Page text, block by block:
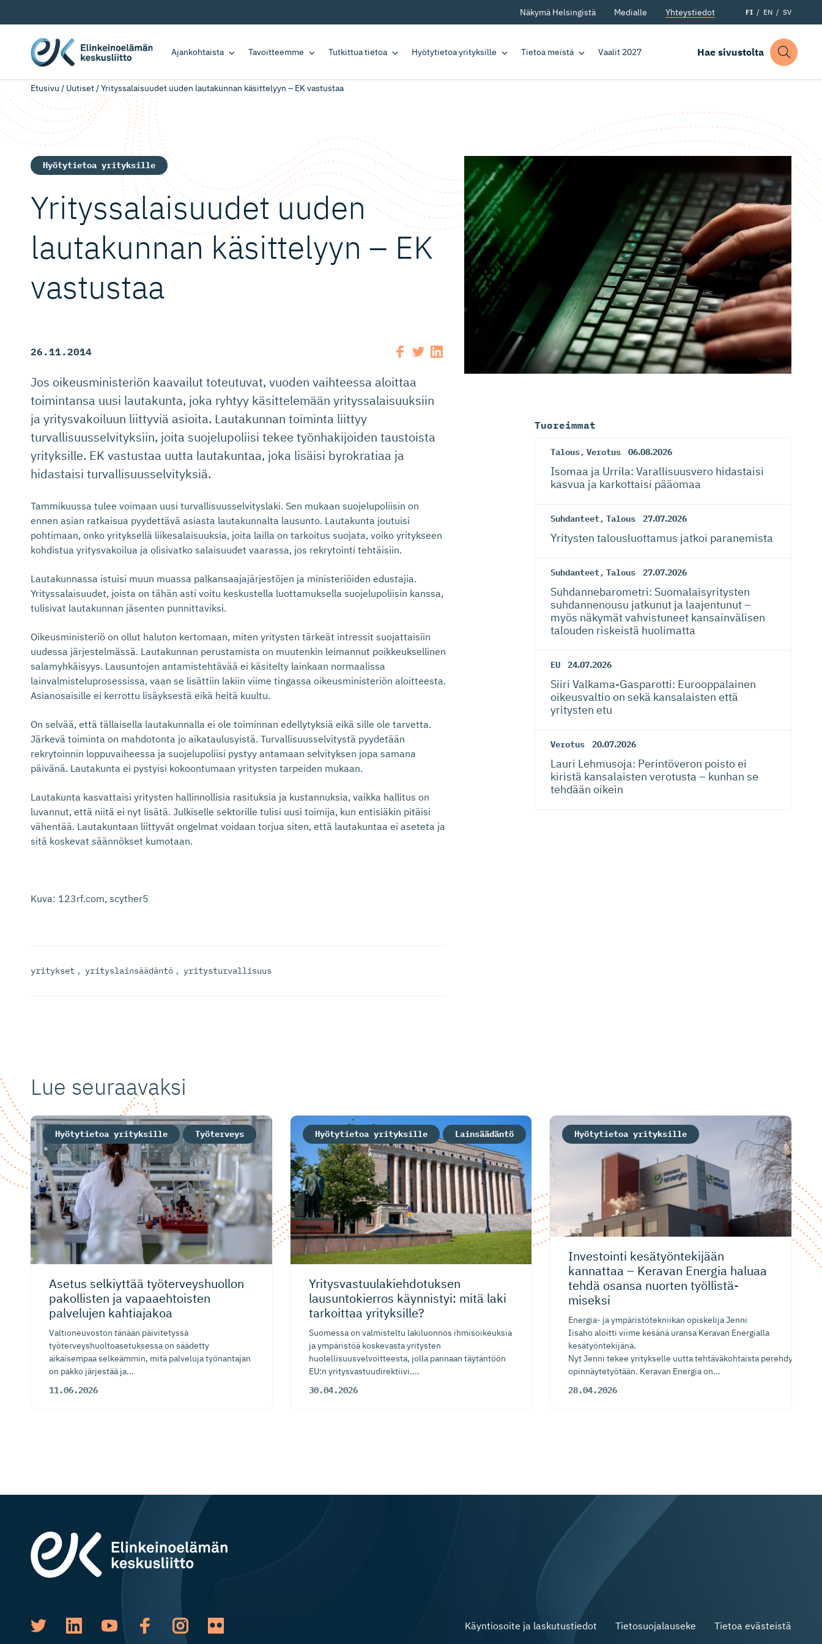
Näkymä Helsingistä Medialle Yhteystiedot FI EN SV
Ajankohtaista Tavoitteemme Tutkittua tietoa Hyötytietoa yrityksille Tietoa meistä Vaalit 2027 Hae sivustolta
Etusivu / Uutiset/Yrityssalaisuudet uuden lautakunnan käsittelyyn – EK vastustaa
Hyötytietoa yrityksille
Yrityssalai­suudet uuden
lautakunnan käsittelyyn – EK
vastustaa
26.11.2014
Jos oikeusministeriön kaavailut toteutuvat, vuoden vaihteessa aloittaa
toimintansa uusi lautakunta, joka ryhtyy käsittelemään yrityssalaisuuksiin
ja yritysvakoiluun liittyviä asioita. Lautakunnan toiminta liittyy
turvallisuusselvityksiin, joita suojelupoliisi tekee työnhakijoiden taustoista
yrityksille. EK vastustaa uutta lautakuntaa, joka lisäisi byrokratiaa ja
hidastaisi turvallisuusselvityksiä.
Tammikuussa tulee voimaan uusi turvallisuusselvityslaki. Sen mukaan suojelupoliisin on
ennen asian ratkaisua pyydettävä asiasta lautakunnalta lausunto. Lautakunta joutuisi
pohtimaan, onko yrityksellä liikesalaisuuksia, joita lailla on tarkoitus suojata, voiko yritykseen
kohdistua yritysvakoilua ja olisivatko salaisuudet vaarassa, jos rekrytointi tehtäisiin.
Lautakunnassa istuisi muun muassa palkansaajajärjestöjen ja ministeriöiden edustajia.
Yrityssalaisuudet, joista on tähän asti voitu keskustella luottamuksella suojelupoliisin kanssa,
tulisivat lautakunnan jäsenten punnittaviksi.
Oikeusministeriö on ollut haluton kertomaan, miten yritysten tärkeät intressit suojattaisiin
uudessa järjestelmässä. Lautakunnan perustamista on muutenkin leimannut poikkeuksellinen
salamyhkäisyys. Lausuntojen antamistehtävää ei käsitelty lainkaan normaalissa
lainvalmisteluprosessissa, vaan se lisättiin lakiin viime tingassa oikeusministeriön aloitteesta.
Asianosaisille ei kerrottu lisäyksestä eikä heitä kuultu.
On selvää, että tällaisella lautakunnalla ei ole toiminnan edellytyksiä eikä sille ole tarvetta.
Järkevä toiminta on mahdotonta jo aikataulusyistä. Turvallisuusselvitystä pyydetään
rekrytoinnin loppuvaiheessa ja suojelupoliisi pystyy antamaan selvityksen jopa samana
päivänä. Lautakunta ei pystyisi kokoontumaan yritysten tarpeiden mukaan.
Lautakunta kasvattaisi yritysten hallinnollisia rasituksia ja kustannuksia, vaikka hallitus on
luvannut, että niitä ei nyt lisätä. Julkiselle sektorille tulisi uusi toimija, kun entisiäkin pitäisi
vähentää. Lautakuntaan liittyvät ongelmat voidaan torjua siten, että lautakuntaa ei aseteta ja
sitä koskevat säännökset kumotaan.
Kuva: 123rf.com, scyther5
yritykset , yrityslainsäädäntö , yritysturvallisuus
Tuoreimmat
Talous, Verotus 06.08.2026
Isomaa ja Urrila: Varallisuusvero hidastaisi
kasvua ja karkottaisi pääomaa
Suhdanteet, Talous 27.07.2026
Yritysten talousluottamus jatkoi paranemista
Suhdanteet, Talous 27.07.2026
Suhdanneba­ro­metri: Suomalaisy­ri­tysten
suhdannenousu jatkunut ja laajentunut –
myös näkymät vahvistuneet kansainvälisen
talouden riskeistä huolimatta
EU 24.07.2026
Siiri Valkama-Gas­pa­rotti: Eurooppalainen
oikeusvaltio on sekä kansalaisten että
yritysten etu
Verotus 20.07.2026
Lauri Lehmusoja: Perintöveron poisto ei
kiristä kansalaisten verotusta – kunhan se
tehdään oikein
Lue seuraavaksi
Asetus selkiyttää työterveys­huollon
pakollisten ja vapaaehtoisten
palvelujen kahtiajakoa
Valtioneuvoston tänään päivitetyssä
työterveyshuoltoasetuksessa on säädetty
aikaisempaa selkeämmin, mitä palveluja työnantajan
on pakko järjestää ja...
11.06.2026
Hyötytietoa yrityksille Työterveys
Yritysvas­tuu­la­kieh­do­tuksen
lausuntokierros käynnistyi: mitä laki
tarkoittaa yrityksille?
Suomessa on valmisteltu lakiluonnos ihmisoikeuksia
ja ympäristöä koskevasta yritysten
huolellisuusvelvoitteesta, jolla pannaan täytäntöön
EU:n yritysvastuudirektiivi....
30.04.2026
Hyötytietoa yrityksille Lainsäädäntö
Investointi kesätyönte­kijään
kannattaa – Keravan Energia haluaa
tehdä osansa nuorten työllistä­
miseksi
Energia- ja ympäristötekniikan opiskelija Jenni
Iisaho aloitti viime kesänä uransa Keravan Energialla
kesätyöntekijänä.
Nyt Jenni tekee yritykselle uutta tehtäväkohtaista
opinnäytetyötään. Keravan Energia on...
28.04.2026
Hyötytietoa yrityksille
Käyntiosoite ja laskutustiedot Tietosuojalauseke Tietoa evästeistä